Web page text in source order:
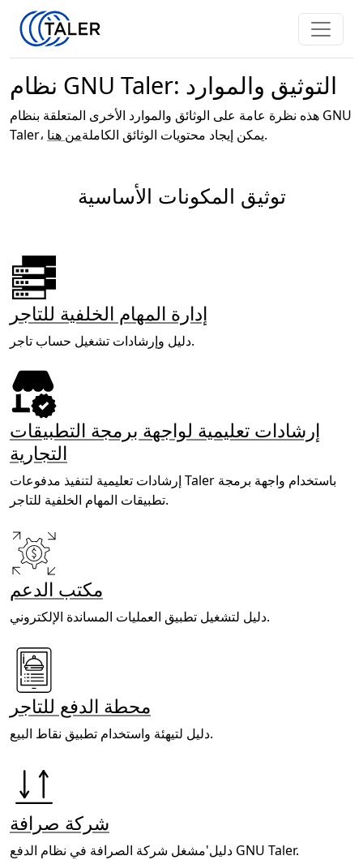
نظام GNU Taler: التوثيق والموارد
هذه نظرة عامة على الوثائق والموارد الأخرى المتعلقة بنظام GNU
Taler، يمكن إيجاد محتويات الوثائق الكاملةمن هنا .
توثيق المكونات الأساسية
إدارة المهام الخلفية للتاجر
دليل وإرشادات تشغيل حساب تاجر.
إرشادات تعليمية لواجهة برمجة التطبيقات
التجارية
إرشادات تعليمية لتنفيذ مدفوعات Taler باستخدام واجهة برمجة
تطبيقات المهام الخلفية للتاجر.
مكتب الدعم
دليل لتشغيل تطبيق العمليات المساندة الإلكتروني.
محطة الدفع للتاجر
دليل لتيهئة واستخدام تطبيق نقاط البيع.
شركة صرافة
دليل'مشغل شركة الصرافة في نظام الدفع GNU Taler.